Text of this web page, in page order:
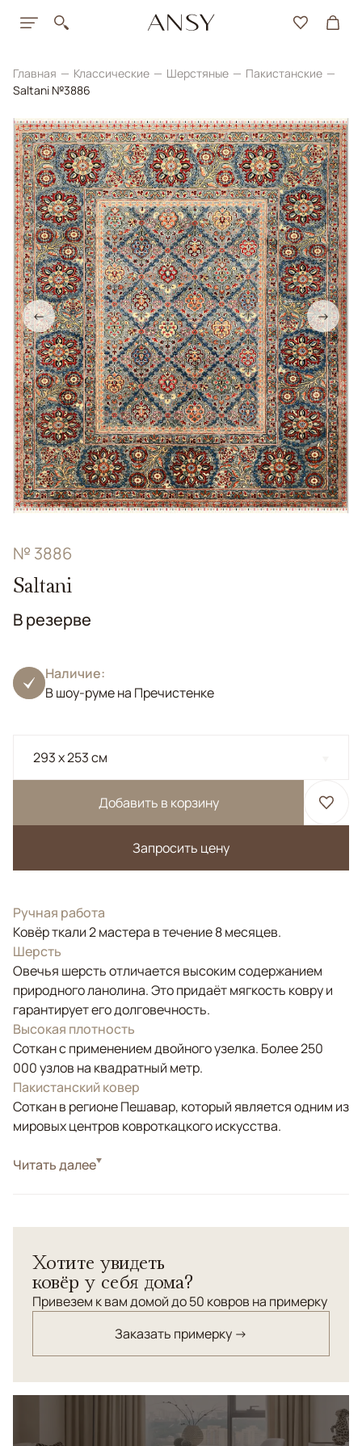
Главная Классические Шерстяные
Пакистанские
Saltani №3886
← →
№ 3886
Saltani
В резерве
Наличие:
В шоу-руме на Пречистенке
293 x 253 см
Добавить в корзину
Запросить цену
Ручная работа
Ковёр ткали 2 мастера в течение 8 месяцев.
Шерсть
Овечья шерсть отличается высоким содержанием
природного ланолина. Это придаёт мягкость ковру и
гарантирует его долговечность.
Высокая плотность
Соткан с применением двойного узелка. Более 250
000 узлов на квадратный метр.
Пакистанский ковер
Соткан в регионе Пешавар, который является одним из
мировых центров ковроткацкого искусства.
СтильКлассические
Читать далее
Хотите увидеть
ковёр у себя дома?
Привезем к вам домой до 50 ковров на примерку
Заказать примерку →